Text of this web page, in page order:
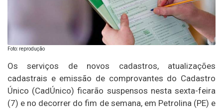
Foto: reprodução
Os serviços de novos cadastros, atualizações
cadastrais e emissão de comprovantes do Cadastro
Único (CadÚnico) ficarão suspensos nesta sexta-feira
(7) e no decorrer do fim de semana, em Petrolina (PE) e